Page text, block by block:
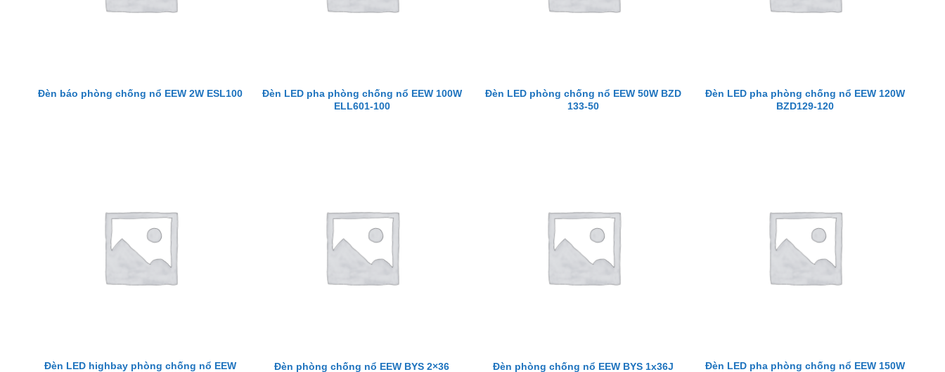
Đèn báo phòng chống nổ EEW 2W ESL100
Đèn LED pha phòng chống nổ EEW 100W
ELL601-100
Đèn LED phòng chống nổ EEW 50W BZD
133-50
Đèn LED pha phòng chống nổ EEW 120W
BZD129-120
Đèn LED highbay phòng chống nổ EEW Đèn phòng chống nổ EEW BYS 2×36 Đèn phòng chống nổ EEW BYS 1x36J Đèn LED pha phòng chống nổ EEW 150W